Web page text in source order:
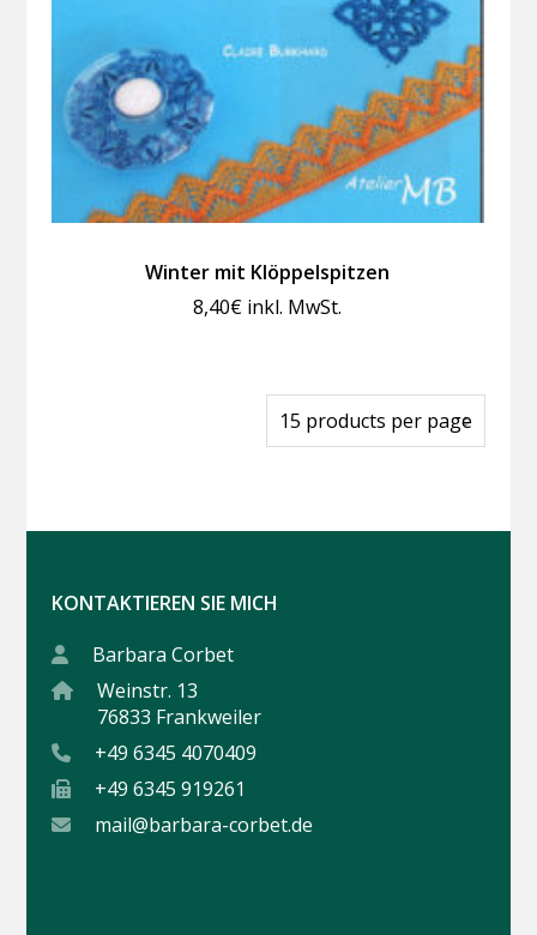
Winter mit Klöppelspitzen
8,40€ inkl. MwSt.
KONTAKTIEREN SIE MICH
Barbara Corbet
Weinstr. 13
76833 Frankweiler
+49 6345 4070409
+49 6345 919261
mail@barbara-corbet.de